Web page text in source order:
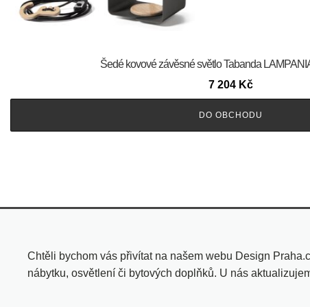
Šedé kovové závěsné světlo Tabanda
7 204 Kč
DO OBCHODU
Chtěli bychom vás přivítat na našem webu Design
nábytku, osvětlení či bytových doplňků. U nás